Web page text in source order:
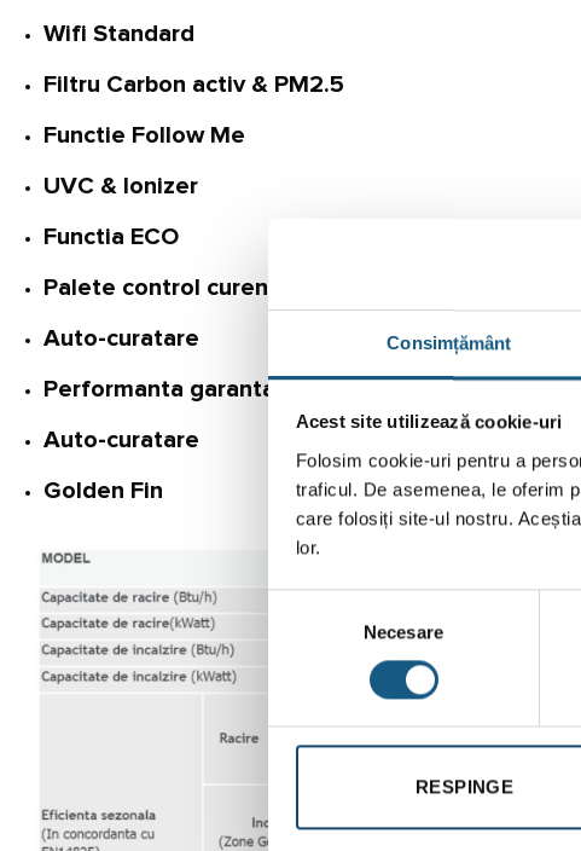
Consimțământ
Acest site utilizează cookie-uri
Folosim cookie-uri pentru a
traficul. De asemenea, le oferim
care folosiți site-ul nostru.
lor.
consimțământului
Necesare
RESPINGE
Wifi Standard
Filtru Carbon activ & PM2.5
Functie Follow Me
UVC & Ionizer
Functia ECO
Palete control curenti aer
Auto-curatare
Performanta garantata pana la -20°C
Auto-curatare
Golden Fin